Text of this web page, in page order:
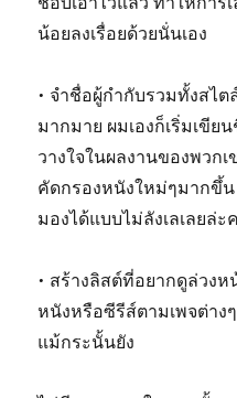
น้อยลงเรื่อยด้วยนั่นเอง
• จำชื่อผู้กำกับรวมทั้งสไ
มากมาย ผมเองก็เริ่มเขี
วางใจในผลงานของพวกเ
คัดกรองหนังใหม่ๆมากขึ้น
มองได้แบบไม่ลังเลเลยล่ะ
• สร้างลิสต์ที่อยากดูล่วง
หนังหรือซีรีส์ตามเพจต่าง
แม้กระนั้นยัง